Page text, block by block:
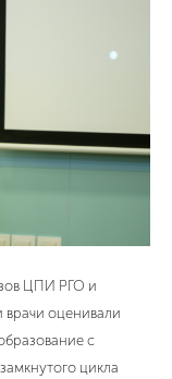
ЦПИ РГО и
врачи оценивали
с
цикла